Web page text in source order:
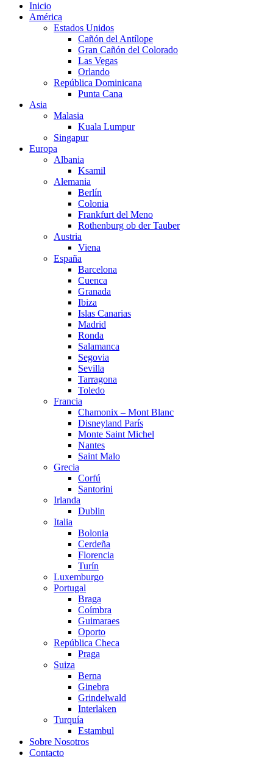
Inicio
América
Estados Unidos
Cañón del Antílope
Gran Cañón del Colorado
Las Vegas
Orlando
República Dominicana
Punta Cana
Asia
Malasia
Kuala Lumpur
Singapur
Europa
Albania
Ksamil
Alemania
Berlín
Colonia
Frankfurt del Meno
Rothenburg ob der Tauber
Austria
Viena
España
Barcelona
Cuenca
Granada
Ibiza
Islas Canarias
Madrid
Ronda
Salamanca
Segovia
Sevilla
Tarragona
Toledo
Francia
Chamonix – Mont Blanc
Disneyland París
Monte Saint Michel
Nantes
Saint Malo
Grecia
Corfú
Santorini
Irlanda
Dublin
Italia
Bolonia
Cerdeña
Florencia
Turín
Luxemburgo
Portugal
Braga
Coímbra
Guimaraes
Oporto
República Checa
Praga
Suiza
Berna
Ginebra
Grindelwald
Interlaken
Turquía
Estambul
Sobre Nosotros
Contacto